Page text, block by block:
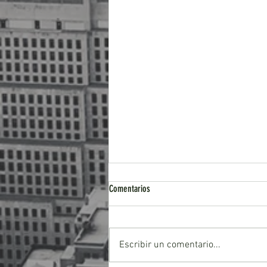
Comentarios
Escribir un comentario...